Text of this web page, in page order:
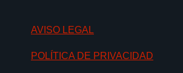
AVISO LEGAL
POLÍTICA DE PRIVACIDAD